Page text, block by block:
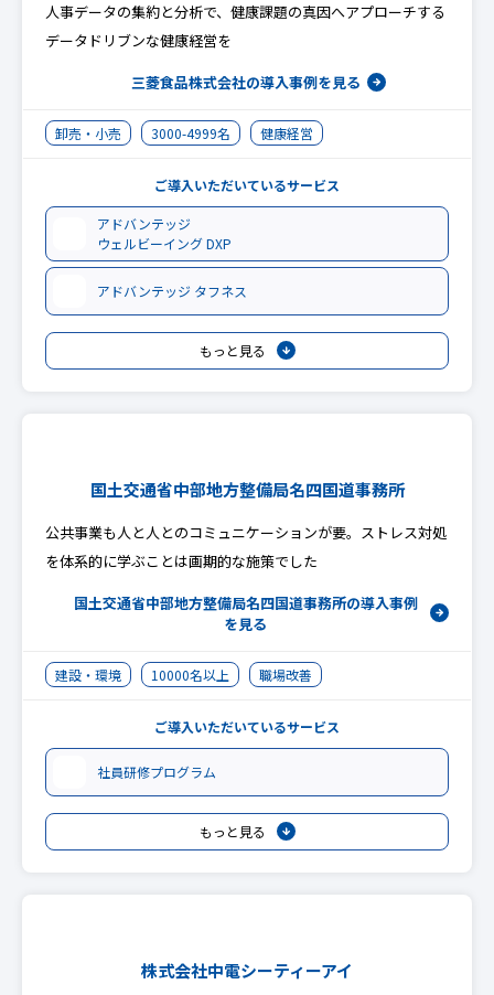
人事データの集約と分析で、健康課題の真因へアプローチする
データドリブンな健康経営を
三菱食品株式会社の導入事例を見る
卸売・小売 3000-4999名 健康経営
ご導入いただいているサービス
アドバンテッジ
ウェルビーイング DXP
アドバンテッジ タフネス
もっと見る
国土交通省中部地方整備局名四国道事務所
公共事業も人と人とのコミュニケーションが要。ストレス対処
を体系的に学ぶことは画期的な施策でした
国土交通省中部地方整備局名四国道事務所の導入事例
を見る
建設・環境 10000名以上 職場改善
ご導入いただいているサービス
社員研修プログラム
もっと見る
株式会社中電シーティーアイ